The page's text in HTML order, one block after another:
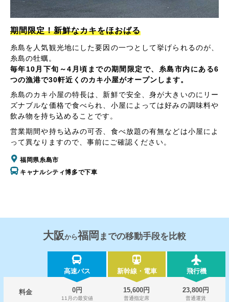
期間限定！新鮮なカキをほおばる
糸島を人気観光地にした要因の一つとして挙げられるのが、
糸島の牡蠣。
毎年10月下旬～4月頃までの期間限定で、糸島市内にある6
つの漁港で30軒近くのカキ小屋がオープンします。
糸島のカキ小屋の特長は、新鮮で安全、身が大きいのにリー
ズナブルな価格で食べられ、小屋によっては好みの調味料や
飲み物を持ち込めることです。
営業期間や持ち込みの可否、食べ放題の有無などは小屋によ
って異なりますので、事前にご確認ください。
福岡県糸島市
キャナルシティ博多で下車
大阪から福岡 までの移動手段を比較
高速バス 新幹線・電車 飛行機
料金 0円
11月の最安値
15,600円
普通指定席
23,800円
普通運賃